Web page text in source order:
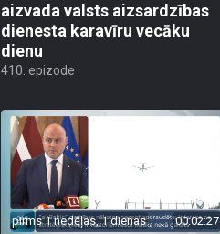
aizvada valsts aizsardzības
dienesta karavīru vecāku
dienu
410. epizode
pirms 1 nedēļas, 1 dienas 00:02:27